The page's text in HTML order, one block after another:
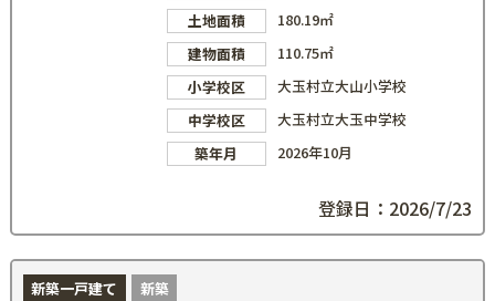
土地面積
180.19㎡
建物面積
110.75㎡
小学校区
大玉村立大山小学校
中学校区
大玉村立大玉中学校
築年月
2026年10月
登録日：2026/7/23
新築一戸建て 新築